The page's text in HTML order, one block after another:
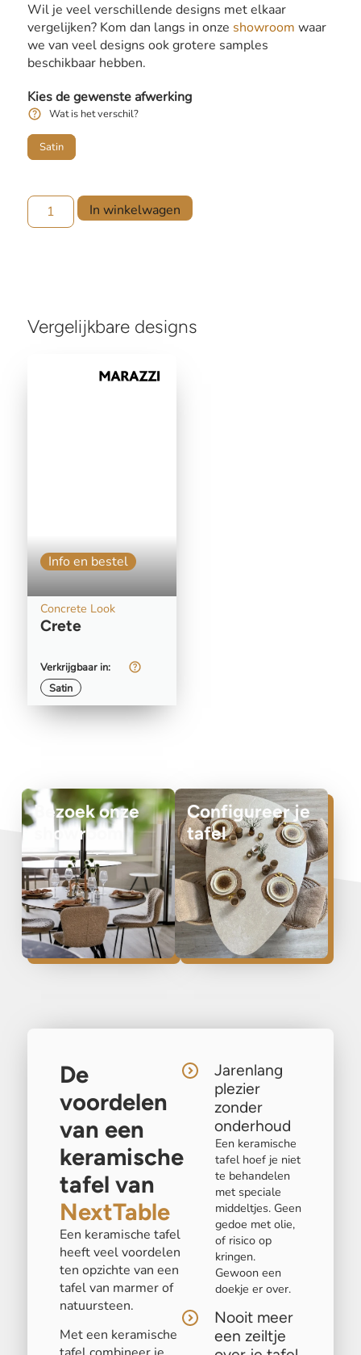
Wil je veel verschillende designs met elkaar
vergelijken? Kom dan langs in onze showroom waar
we van veel designs ook grotere samples
beschikbaar hebben.
Kies de gewenste afwerking
Wat is het verschil?
Satin
In winkelwagen
Vergelijkbare designs
Satin
Verkrijgbaar in:
Info en bestel
Concrete Look
Crete
Bezoek onze
showroom
Configureer je
tafel
Jarenlang
plezier
zonder
onderhoud
Een keramische
tafel hoef je niet
te behandelen
met speciale
middeltjes. Geen
gedoe met olie,
of risico op
kringen.
Gewoon een
doekje er over.
Nooit meer
een zeiltje
Een keramische tafel
heeft veel voordelen
ten opzichte van een
tafel van marmer of
natuursteen.
Met een keramische
De
voordelen
van een
keramische
tafel van
NextTable